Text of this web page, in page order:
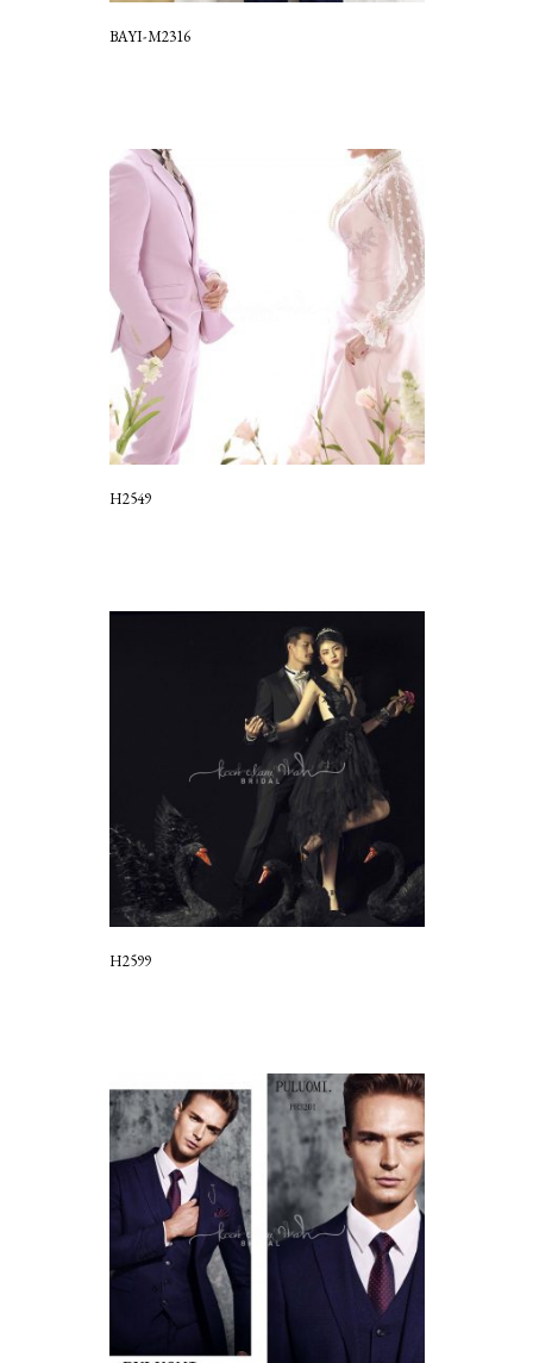
BAYI-M2316
H2549
H2599